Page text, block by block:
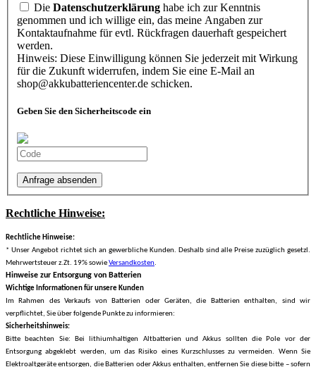
Die Datenschutzerklärung habe ich zur Kenntnis
genommen und ich willige ein, das meine Angaben zur
Kontaktaufnahme für evtl. Rückfragen dauerhaft gespeichert
werden.
Hinweis: Diese Einwilligung können Sie jederzeit mit Wirkung
für die Zukunft widerrufen, indem Sie eine E-Mail an
shop@akkubatteriencenter.de schicken.
Geben Sie den Sicherheitscode ein
Anfrage absenden
Rechtliche Hinweise:
Rechtliche Hinweise:
* Unser Angebot richtet sich an gewerbliche Kunden. Deshalb sind alle Preise zuzüglich gesetzl.
Mehrwertsteuer z.Zt. 19% sowieVersandkosten.
Hinweise zur Entsorgung von Batterien
Wichtige Informationen für unsere Kunden
Im Rahmen des Verkaufs von Batterien oder Geräten, die Batterien enthalten, sind wir
verpflichtet, Sie über folgende Punkte zu informieren:
Sicherheitshinweis:
Bitte beachten Sie: Bei lithiumhaltigen Altbatterien und Akkus sollten die Pole vor der
Entsorgung abgeklebt werden, um das Risiko eines Kurzschlusses zu vermeiden. Wenn Sie
Elektroaltgeräte entsorgen, die Batterien oder Akkus enthalten, entfernen Sie diese bitte – sofern